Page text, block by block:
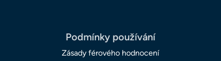
Podmínky používání
Zásady férového hodnocení